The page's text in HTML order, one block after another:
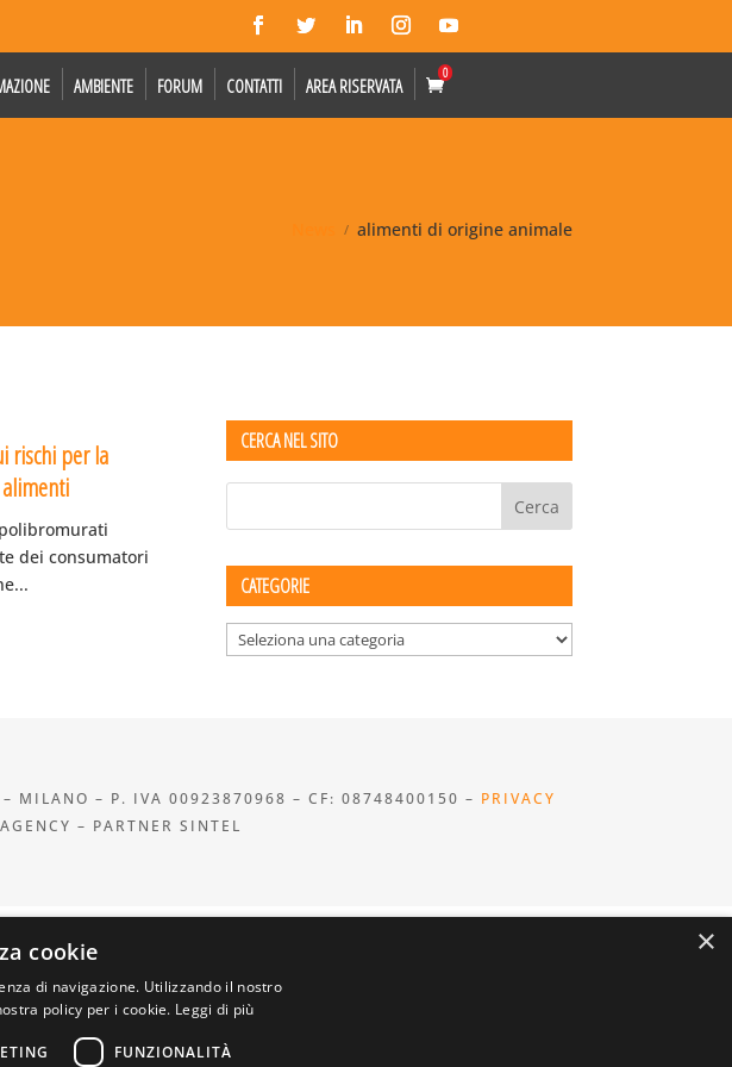
AMBIENTE FORUM CONTATTI AREA RISERVATA
0
alimenti di origine animale
rischi per la
alimenti
dei consumatori
CERCA NEL SITO
CATEGORIE
Categorie
– MILANO – P. IVA 00923870968 – CF: 08748400150 – PRIVACY
– PARTNER SINTEL
×
cookie
di navigazione. Utilizzando il nostro
policy per i cookie. Leggi di più
FUNZIONALITÀ